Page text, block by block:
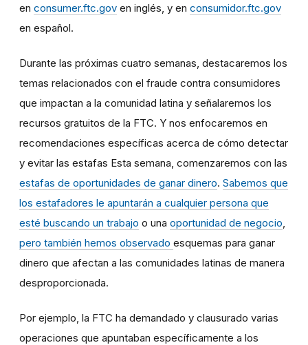
en consumer.ftc.gov en inglés, y en consumidor.ftc.gov
en español.
Durante las próximas cuatro semanas, destacaremos los
temas relacionados con el fraude contra consumidores
que impactan a la comunidad latina y señalaremos los
recursos gratuitos de la FTC. Y nos enfocaremos en
recomendaciones específicas acerca de cómo detectar
y evitar las estafas Esta semana, comenzaremos con las
estafas de oportunidades de ganar dinero. Sabemos que
los estafadores le apuntarán a cualquier persona que
esté buscando un trabajo o una oportunidad de negocio,
pero también hemos observado esquemas para ganar
dinero que afectan a las comunidades latinas de manera
desproporcionada.
Por ejemplo, la FTC ha demandado y clausurado varias
operaciones que apuntaban específicamente a los